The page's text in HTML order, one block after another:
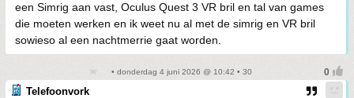
een Simrig aan vast, Oculus Quest 3 VR bril en tal van games
die moeten werken en ik weet nu al met de simrig en VR bril
sowieso al een nachtmerrie gaat worden.
• donderdag 4 juni 2026 @ 10:42 • 30
Telefoonvork